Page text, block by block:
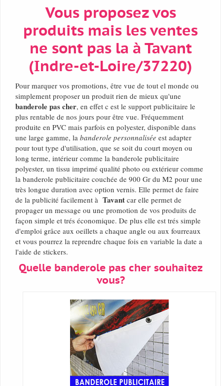
Vous proposez vos
produits mais les ventes
ne sont pas la à Tavant
(Indre-et-Loire/37220)
Pour marquer vos promotions, être vue de tout el monde ou
simplement proposer un produit rien de mieux qu'une
banderole pas cher, en effet c est le support publicitaire le
plus rentable de nos jours pour être vue. Fréquemment
produite en PVC mais parfois en polyester, disponible dans
une large gamme, la banderole personnalisée est adapter
pour tout type d'utilisation, que se soit du court moyen ou
long terme, intérieur comme la banderole publicitaire
polyester, un tissu imprimé qualité photo ou extérieur comme
la banderole publicitaire couchée de 900 Gr du M2 pour une
très longue duration avec option vernis. Elle permet de faire
de la publicité facilement à Tavant car elle permet de
propager un message ou une promotion de vos produits de
façon simple et trés économique. De plus elle est trés simple
d'emploi grâce aux oeillets a chaque angle ou aux fourreaux
et vous pourrez la reprendre chaque fois en variable la date a
l'aide de stickers.
Quelle banderole pas cher souhaitez
vous?